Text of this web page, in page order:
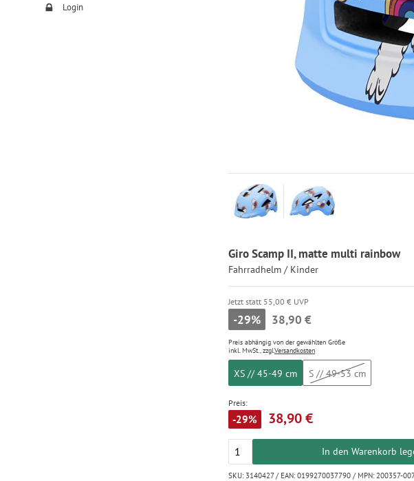
Login
Giro Scamp II, matte multi rainbow
Fahrradhelm / Kinder
Jetzt statt 55,00 € UVP
-29% 38,90 €
Preis abhängig von der gewählten Größe
inkl. MwSt., zzgl.Versandkosten
XS // 45-49 cm S // 49-53 cm
Preis:
-29% 38,90 €
In den Warenkorb
SKU: 3140427 / EAN: 0199270037790 / MPN: 200357-